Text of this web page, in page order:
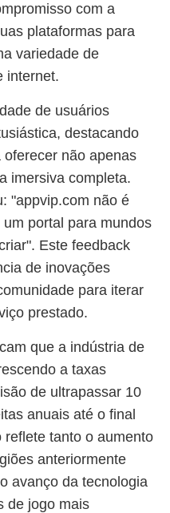
com a
plataformas para
variedade de
internet.
de usuários
destacando
não apenas
imersiva completa.
"appvip.com não é
portal para mundos
Este feedback
de inovações
para iterar
prestado.
que a indústria de
a taxas
de ultrapassar 10
anuais até o final
tanto o aumento
anteriormente
avanço da tecnologia
de jogo mais